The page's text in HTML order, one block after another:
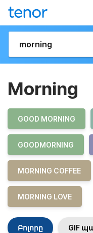
Morning
GOOD MORNING
GOODMORNING
MORNING COFFEE
MORNING LOVE
Բոլորը GIF